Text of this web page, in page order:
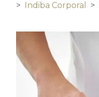
Indiba Corporal